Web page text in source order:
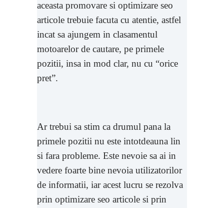
aceasta promovare si optimizare seo
articole trebuie facuta cu atentie, astfel
incat sa ajungem in clasamentul
motoarelor de cautare, pe primele
pozitii, insa in mod clar, nu cu “orice
pret”.
Ar trebui sa stim ca drumul pana la
primele pozitii nu este intotdeauna lin
si fara probleme. Este nevoie sa ai in
vedere foarte bine nevoia utilizatorilor
de informatii, iar acest lucru se rezolva
prin optimizare seo articole si prin